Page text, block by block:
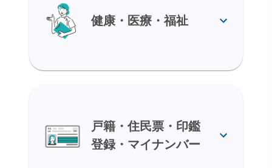
健康・医療・福祉
戸籍・住民票・印鑑
登録・マイナンバー